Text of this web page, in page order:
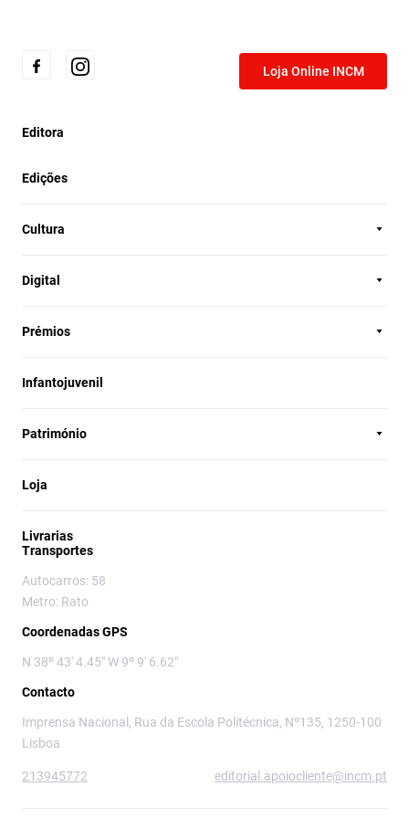
Loja Online INCM
Editora
Edições
Cultura
Digital
Prémios
Infantojuvenil
Património
Loja
Livrarias
Transportes
Autocarros: 58
Metro: Rato
Coordenadas GPS
N 38º 43' 4.45" W 9º 9' 6.62"
Contacto
Imprensa Nacional, Rua da Escola Politécnica, Nº135, 1250-100
Lisboa
213945772 editorial.apoiocliente@incm.pt